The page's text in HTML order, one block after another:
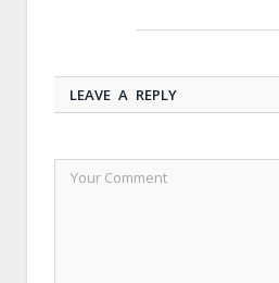
LEAVE A REPLY